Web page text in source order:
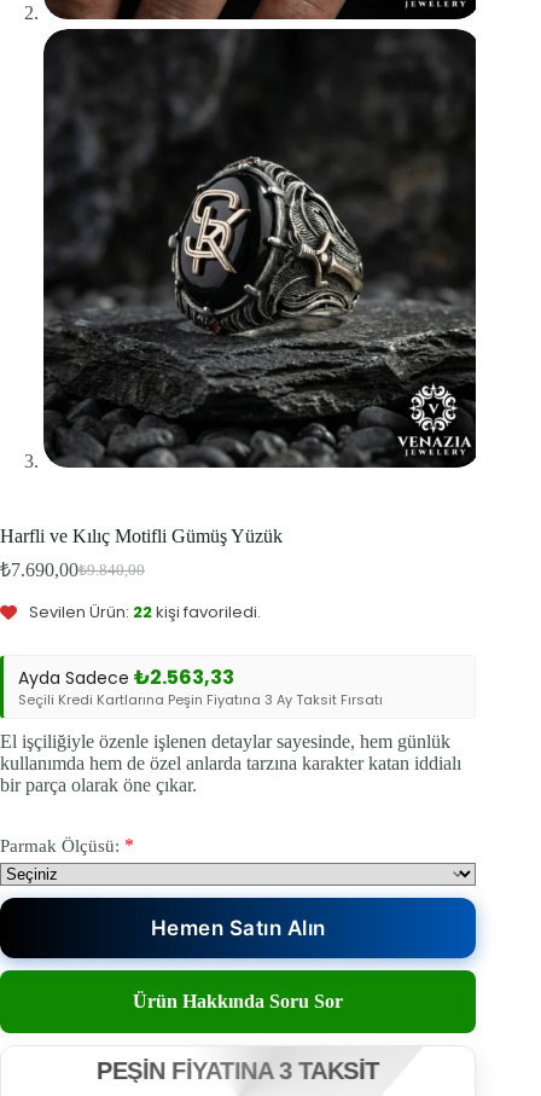
Harfli ve Kılıç Motifli Gümüş Yüzük
₺9.840,00
Orijinal
₺9.840,00.
₺7.690,00Şu
fiyat:
Bu ürünü şu an5kişi inceliyor.
Bu ürün2kişinin sepetinde.
Sevilen Ürün: 22kişi favoriledi.
Ayda Sadece ₺2.563,33
Seçili Kredi Kartlarına Peşin Fiyatına 3 Ay Taksit Fırsatı
El işçiliğiyle özenle işlenen detaylar sayesinde, hem günlük
kullanımda hem de özel anlarda tarzına karakter katan iddialı
bir parça olarak öne çıkar.
Parmak Ölçüsü: *
Hemen Satın Alın
Ürün Hakkında Soru Sor
PEŞİN FİYATINA 3 TAKSİT